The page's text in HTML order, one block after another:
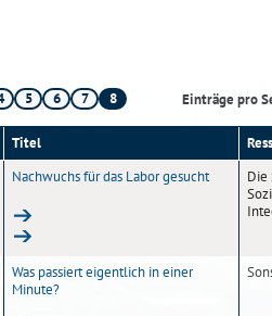
5 6 7 8 Einträge pro
Titel
Nachwuchs für das Labor gesucht
Die
Was passiert eigentlich in einer
Minute?